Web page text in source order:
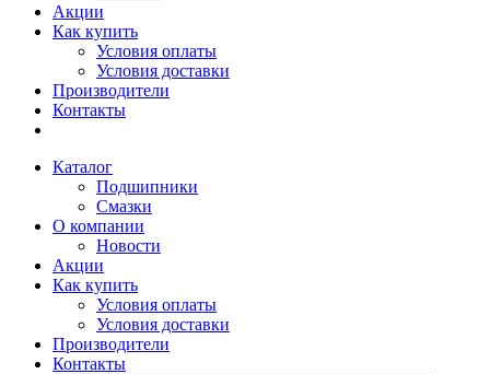
Акции
Как купить
Условия оплаты
Условия доставки
Производители
Контакты
Каталог
Подшипники
Смазки
О компании
Новости
Акции
Как купить
Условия оплаты
Условия доставки
Производители
Контакты